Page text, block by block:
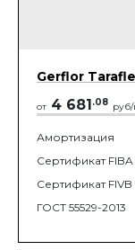
Gerflor
от 4 681.08
Амортизация
Сертификат FIBA
Сертификат FIVB
ГОСТ 55529-2013